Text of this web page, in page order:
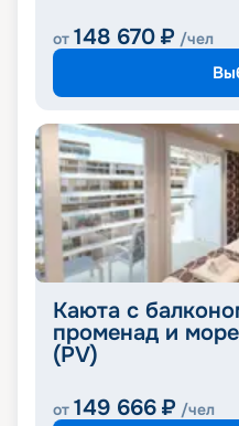
от 148 670 ₽ /чел
Каюта с
променад и
(PV)
от 149 666 ₽ /чел